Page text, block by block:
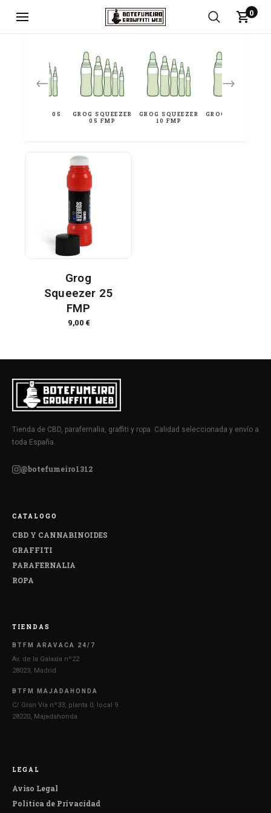
0
← →
Grog
Squeezer 25
FMP
9,00 €
Tienda de CBD, parafernalia, graffiti y ropa. Calidad seleccionada y envío a
toda España.
@botefumeiro1312
CATALOGO
CBD Y CANNABINOIDES
GRAFFITI
PARAFERNALIA
ROPA
TIENDAS
BTFM ARAVACA 24/7
Av. de la Galaxia nº22
28023, Madrid
BTFM MAJADAHONDA
C/ Gran Vía nº33, planta 0, local 9
28220, Majadahonda
LEGAL
Aviso Legal
Política de Privacidad